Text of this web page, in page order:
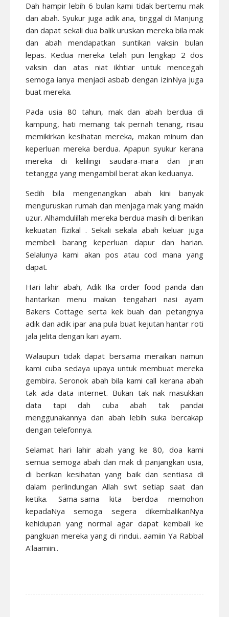
Dah hampir lebih 6 bulan kami tidak bertemu mak
dan abah. Syukur juga adik ana, tinggal di Manjung
dan dapat sekali dua balik uruskan mereka bila mak
dan abah mendapatkan suntikan vaksin bulan
lepas. Kedua mereka telah pun lengkap 2 dos
vaksin dan atas niat ikhtiar untuk mencegah
semoga ianya menjadi asbab dengan izinNya juga
buat mereka.
Pada usia 80 tahun, mak dan abah berdua di
kampung, hati memang tak pernah tenang, risau
memikirkan kesihatan mereka, makan minum dan
keperluan mereka berdua. Apapun syukur kerana
mereka di kelilingi saudara-mara dan jiran
tetangga yang mengambil berat akan keduanya.
Sedih bila mengenangkan abah kini banyak
menguruskan rumah dan menjaga mak yang makin
uzur. Alhamdulillah mereka berdua masih di berikan
kekuatan fizikal . Sekali sekala abah keluar juga
membeli barang keperluan dapur dan harian.
Selalunya kami akan pos atau cod mana yang
dapat.
Hari lahir abah, Adik Ika order food panda dan
hantarkan menu makan tengahari nasi ayam
Bakers Cottage serta kek buah dan petangnya
adik dan adik ipar ana pula buat kejutan hantar roti
jala jelita dengan kari ayam.
Walaupun tidak dapat bersama meraikan namun
kami cuba sedaya upaya untuk membuat mereka
gembira. Seronok abah bila kami call kerana abah
tak ada data internet. Bukan tak nak masukkan
data tapi dah cuba abah tak pandai
menggunakannya dan abah lebih suka bercakap
dengan telefonnya.
Selamat hari lahir abah yang ke 80, doa kami
semua semoga abah dan mak di panjangkan usia,
di berikan kesihatan yang baik dan sentiasa di
dalam perlindungan Allah swt setiap saat dan
ketika. Sama-sama kita berdoa memohon
kepadaNya semoga segera dikembalikanNya
kehidupan yang normal agar dapat kembali ke
pangkuan mereka yang di rindui.. aamiin Ya Rabbal
A'laamiin..